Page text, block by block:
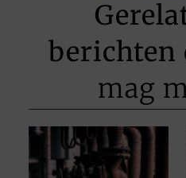
berichten
mag